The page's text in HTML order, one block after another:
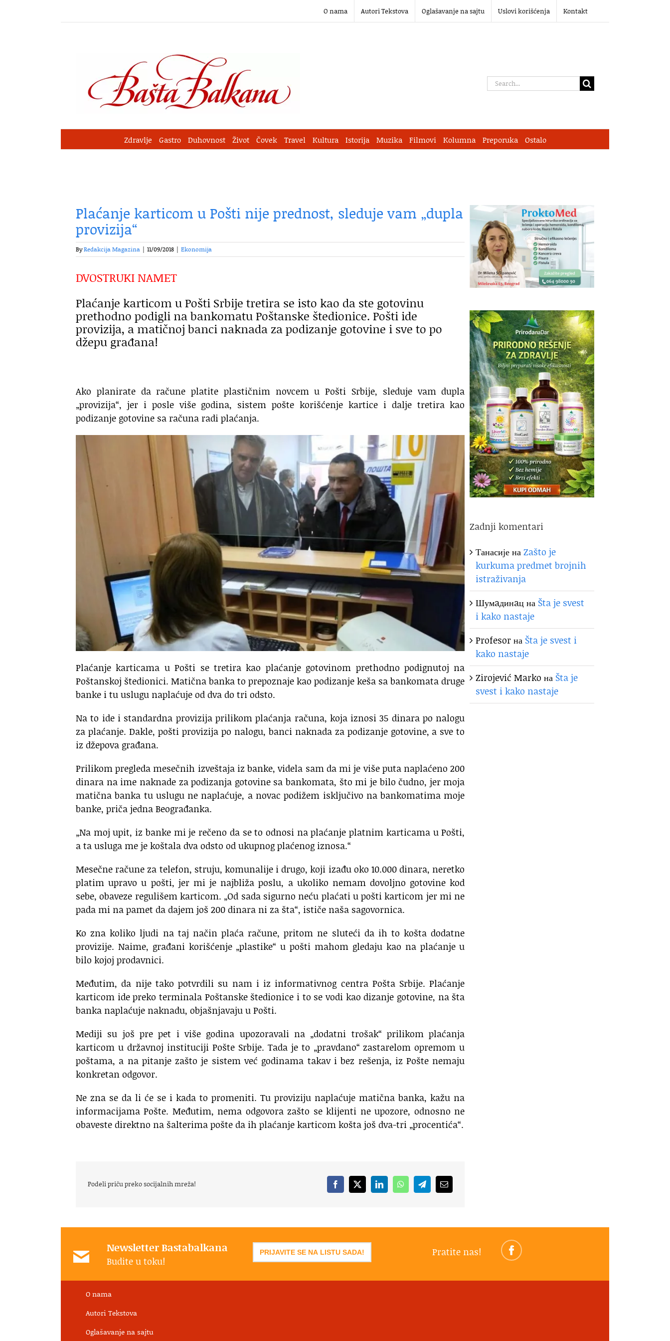
O nama Autori Tekstova Oglašavanje na sajtu Uslovi korišćenja Kontakt
Search
Zdravlje Gastro Duhovnost Život Čovek Travel Kultura Istorija Muzika Filmovi Kolumna Preporuka Ostalo
Plaćanje karticom u Pošti nije prednost, sleduje vam „dupla
provizija“
ByRedakcija Magazina | 11/09/2018 | Ekonomija
DVOSTRUKI NAMET
Plaćanje karticom u Pošti Srbije tretira se isto kao da ste gotovinu
prethodno podigli na bankomatu Poštanske štedionice. Pošti ide
provizija, a matičnoj banci naknada za podizanje gotovine i sve to po
džepu građana!
Ako planirate da račune platite plastičnim novcem u Pošti Srbije, sleduje vam dupla
„provizija“, jer i posle više godina, sistem pošte korišćenje kartice i dalje tretira kao
podizanje gotovine sa računa radi plaćanja.
Plaćanje karticama u Pošti se tretira kao plaćanje gotovinom prethodno podignutoj na
Poštanskoj štedionici. Matična banka to prepoznaje kao podizanje keša sa bankomata druge
banke i tu uslugu naplaćuje od dva do tri odsto.
Na to ide i standardna provizija prilikom plaćanja računa, koja iznosi 35 dinara po nalogu
za plaćanje. Dakle, pošti provizija po nalogu, banci naknada za podizanje gotovine, a sve to
iz džepova građana.
Prilikom pregleda mesečnih izveštaja iz banke, videla sam da mi je više puta naplaćeno 200
dinara na ime naknade za podizanja gotovine sa bankomata, što mi je bilo čudno, jer moja
matična banka tu uslugu ne naplaćuje, a novac podižem isključivo na bankomatima moje
banke, priča jedna Beograđanka.
„Na moj upit, iz banke mi je rečeno da se to odnosi na plaćanje platnim karticama u Pošti,
a ta usluga me je koštala dva odsto od ukupnog plaćenog iznosa.“
Mesečne račune za telefon, struju, komunalije i drugo, koji izađu oko 10.000 dinara, neretko
platim upravo u pošti, jer mi je najbliža poslu, a ukoliko nemam dovoljno gotovine kod
sebe, obaveze regulišem karticom. „Od sada sigurno neću plaćati u pošti karticom jer mi ne
pada mi na pamet da dajem još 200 dinara ni za šta“, ističe naša sagovornica.
Ko zna koliko ljudi na taj način plaća račune, pritom ne sluteći da ih to košta dodatne
provizije. Naime, građani korišćenje „plastike“ u pošti mahom gledaju kao na plaćanje u
bilo kojoj prodavnici.
Međutim, da nije tako potvrdili su nam i iz informativnog centra Pošta Srbije. Plaćanje
karticom ide preko terminala Poštanske štedionice i to se vodi kao dizanje gotovine, na šta
banka naplaćuje naknadu, objašnjavaju u Pošti.
Mediji su još pre pet i više godina upozoravali na „dodatni trošak“ prilikom plaćanja
karticom u državnoj instituciji Pošte Srbije. Tada je to „pravdano“ zastarelom opremom u
poštama, a na pitanje zašto je sistem već godinama takav i bez rešenja, iz Pošte nemaju
konkretan odgovor.
Ne zna se da li će se i kada to promeniti. Tu proviziju naplaćuje matična banka, kažu na
informacijama Pošte. Međutim, nema odgovora zašto se klijenti ne upozore, odnosno ne
obaveste direktno na šalterima pošte da ih plaćanje karticom košta još dva-tri „procentića“.
Podeli priču preko socijalnih mreža! Facebook
X LinkedInWhatsAppTelegramEmail
Zadnji komentari
ТанасијенаZašto je
kurkuma predmet brojnih
istraživanja
Шумaдинaцна Šta je svest
i kako nastaje
Profesorна Šta je svest i
kako nastaje
Zirojević Marko на Šta je
svest i kako nastaje
Newsletter Bastabalkana
Budite u toku!
PRIJAVITE SE NA LISTU SADA! Pratite nas!
O nama
Autori Tekstova
Oglašavanje na sajtu